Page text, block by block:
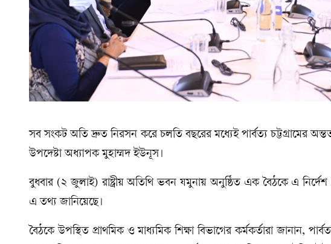
সব সংকট অতি দ্রুত নিরসন করে চলতি বছরের মধ্যেই পার্বত্য চট্টগ্রামের অন্তত
উপদেষ্টা অধ্যাপক মুহাম্মদ ইউনূস।
বুধবার (২ জুলাই) রাষ্ট্রীয় অতিথি ভবন যমুনায় অনুষ্ঠিত এক বৈঠকে এ নির্দেশ
এ তথ্য জানিয়েছে।
বৈঠকে উপস্থিত প্রাথমিক ও মাধ্যমিক শিক্ষা বিভাগের কর্মকর্তারা জানান,